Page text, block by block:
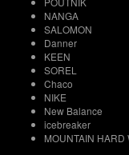
NANGA
SALOMON
Danner
KEEN
SOREL
Chaco
NIKE
New Balance
icebreaker
MOUNTAIN HARD